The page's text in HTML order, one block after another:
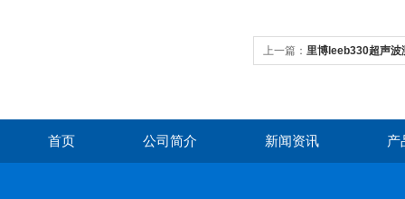
上一篇： 里博leeb330超声
首页 公司简介 新闻资讯 产